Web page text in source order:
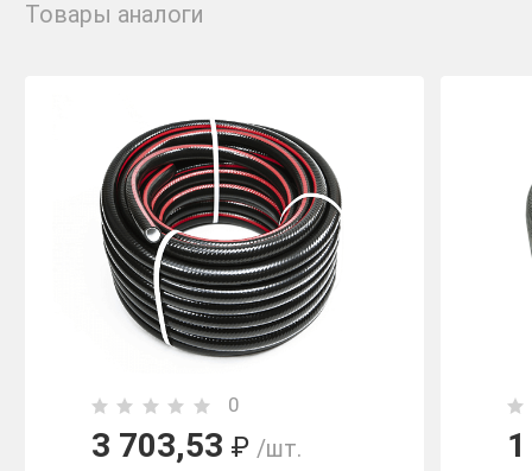
Товары аналоги
0
3 703,53 ₽ /шт.